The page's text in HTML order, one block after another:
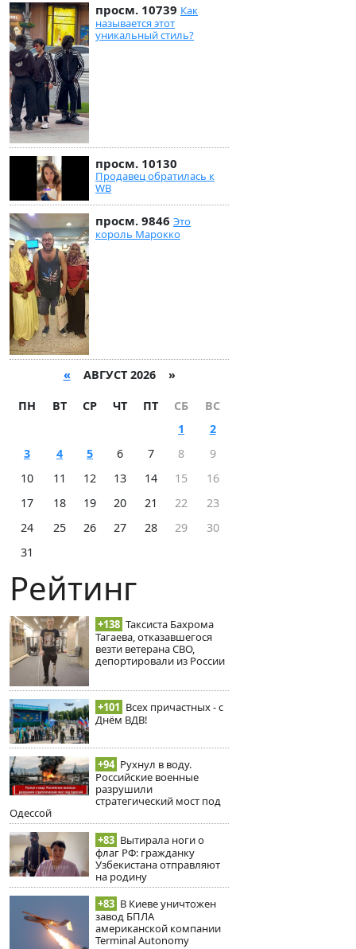
просм. 10739 Как
называется этот
уникальный стиль?
просм. 10130
Продавец обратилась к
WB
просм. 9846 Это
король Марокко
« АВГУСТ 2026 »
ПН ВТ СР ЧТ ПТ СБ
ВС
1
2
3
4 5 6 7 8
9
10
11 12 13 14 15
16
17
18 19 20 21 22
23
24
25 26 27 28 29
30
31
Рейтинг
+138 Таксиста Бахрома
Тагаева, отказавшегося
везти ветерана СВО,
депортировали из России
+101 Всех причастных - с
Днём ВДВ!
+94 Рухнул в воду.
Российские военные
разрушили
стратегический мост под
Одессой
+83 Вытирала ноги о
флаг РФ: гражданку
Узбекистана отправляют
на родину
+83 В Киеве уничтожен
завод БПЛА
американской компании
Terminal Autonomy